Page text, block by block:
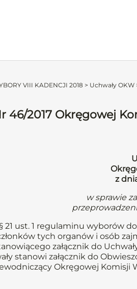
VIII KADENCJI 2018 > Uchwały OKW
46/2017 Okręgowej
z
w sprawie
21 ust. 1 regulaminu wyborów
tych organów i osób
załącznik do
stanowi załącznik do
Okręgowej Komisji